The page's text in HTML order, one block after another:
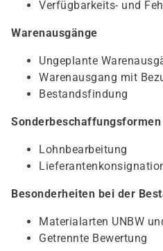
Verfügbarkeits- und
Warenausgänge
Ungeplante
Warenausgang mit
Bestandsfindung
Lohnbearbeitung
Besonderheiten bei der
Materialarten UNBW
Getrennte Bewertung